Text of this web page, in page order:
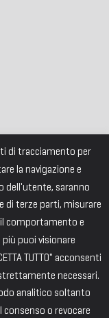
di tracciamento per
la navigazione e
dell'utente, saranno
di terze parti, misurare
comportamento e
puoi visionare
TUTTO" acconsenti
necessari.
analitico soltanto
consenso o revocare